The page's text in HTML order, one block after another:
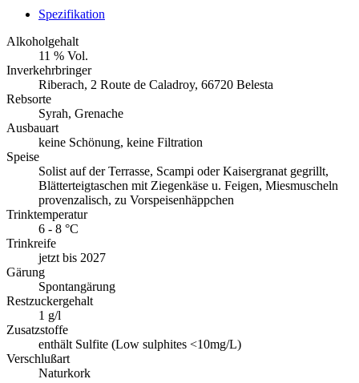
Spezifikation
Alkoholgehalt
11 % Vol.
Inverkehrbringer
Riberach, 2 Route de Caladroy, 66720 Belesta
Rebsorte
Syrah, Grenache
Ausbauart
keine Schönung, keine Filtration
Speise
Solist auf der Terrasse, Scampi oder Kaisergranat gegrillt,
Blätterteigtaschen mit Ziegenkäse u. Feigen, Miesmuscheln
provenzalisch, zu Vorspeisenhäppchen
Trinktemperatur
6 - 8 °C
Trinkreife
jetzt bis 2027
Gärung
Spontangärung
Restzuckergehalt
1 g/l
Zusatzstoffe
enthält Sulfite (Low sulphites <10mg/L)
Verschlußart
Naturkork